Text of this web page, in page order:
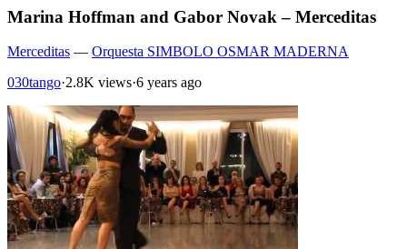
Marina Hoffman and Gabor Novak – Merceditas
Merceditas — Orquesta SIMBOLO OSMAR MADERNA
030tango·2.8K views·6 years ago